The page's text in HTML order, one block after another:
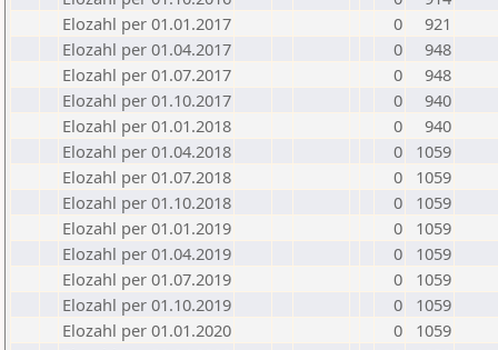
Elozahl per 01.01.2017
0
921
Elozahl per 01.04.2017
0
948
Elozahl per 01.07.2017
0
948
Elozahl per 01.10.2017
0
940
Elozahl per 01.01.2018
0
940
Elozahl per 01.04.2018
0
1059
Elozahl per 01.07.2018
0
1059
Elozahl per 01.10.2018
0
1059
Elozahl per 01.01.2019
0
1059
Elozahl per 01.04.2019
0
1059
Elozahl per 01.07.2019
0
1059
Elozahl per 01.10.2019
0
1059
Elozahl per 01.01.2020
0
1059